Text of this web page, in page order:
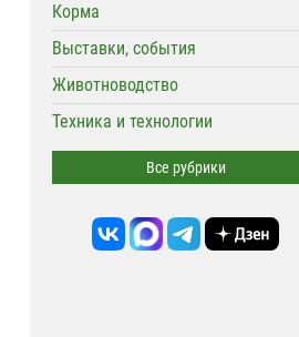
Корма
Выставки, события
Животноводство
Техника и технологии
Все рубрики